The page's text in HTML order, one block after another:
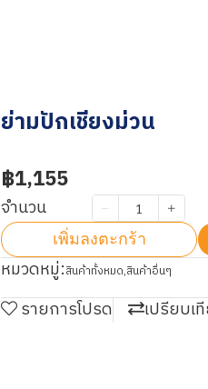
ย่ามปักเชียงม่วน
฿1,155
จำนวน
เพิ่มลงตะกร้า
หมวดหมู่:สินค้าทั้งหมด,สินค้าอื่นๆ
รายการโปรด เปรียบเ